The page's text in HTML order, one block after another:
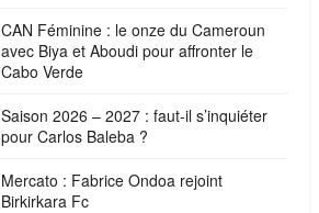
CAN Féminine : le onze du Cameroun
avec Biya et Aboudi pour affronter le
Cabo Verde
Saison 2026 – 2027 : faut-il s’inquiéter
pour Carlos Baleba ?
Mercato : Fabrice Ondoa rejoint
Birkirkara Fc